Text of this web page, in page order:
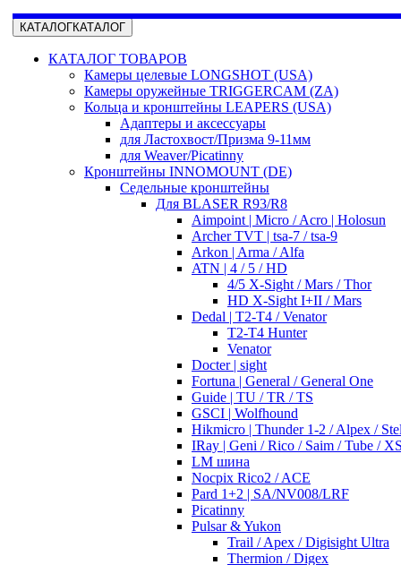
КАТАЛОГКАТАЛОГ
КАТАЛОГ ТОВАРОВ
Камеры целевые LONGSHOT (USA)
Камеры оружейные TRIGGERCAM (ZA)
Кольца и кронштейны LEAPERS (USA)
Адаптеры и аксессуары
для Ластохвост/Призма 9-11мм
для Weaver/Picatinny
Кронштейны INNOMOUNT (DE)
Седельные кронштейны
Для BLASER R93/R8
Aimpoint | Micro / Acro | Holosun
Archer TVT | tsa-7 / tsa-9
Arkon | Arma / Alfa
ATN | 4 / 5 / HD
4/5 X-Sight / Mars / Thor
HD X-Sight I+II / Mars
Dedal | T2-T4 / Venator
T2-T4 Hunter
Venator
Docter | sight
Fortuna | General / General One
Guide | TU / TR / TS
GSCI | Wolfhound
Hikmicro | Thunder 1-2 / Alpex /
IRay | Geni / Rico / Saim / Tube /
LM шина
Nocpix Rico2 / ACE
Pard 1+2 | SA/NV008/LRF
Picatinny
Pulsar & Yukon
Trail / Apex / Digisight Ultra
Thermion / Digex